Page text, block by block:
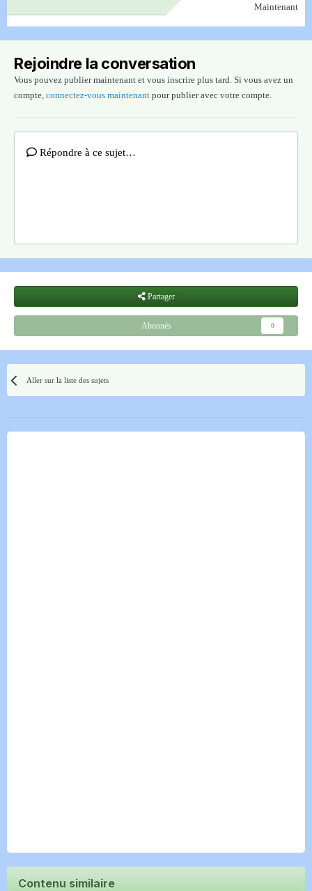
Maintenant
Rejoindre la conversation
Vous pouvez publier maintenant et vous inscrire plus tard. Si vous avez un
compte, connectez-vous maintenant pour publier avec votre compte.
Répondre à ce sujet…
Partager
Abonnés 0
Aller sur la liste des sujets
Contenu similaire